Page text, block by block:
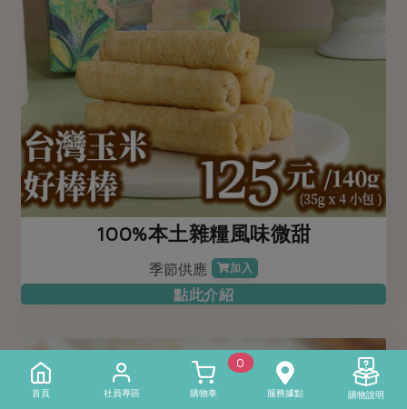
100%本土雜糧風味微甜
季節供應 加入
點此介紹
首頁 社員專區
0
購物車 服務據點 購物說明